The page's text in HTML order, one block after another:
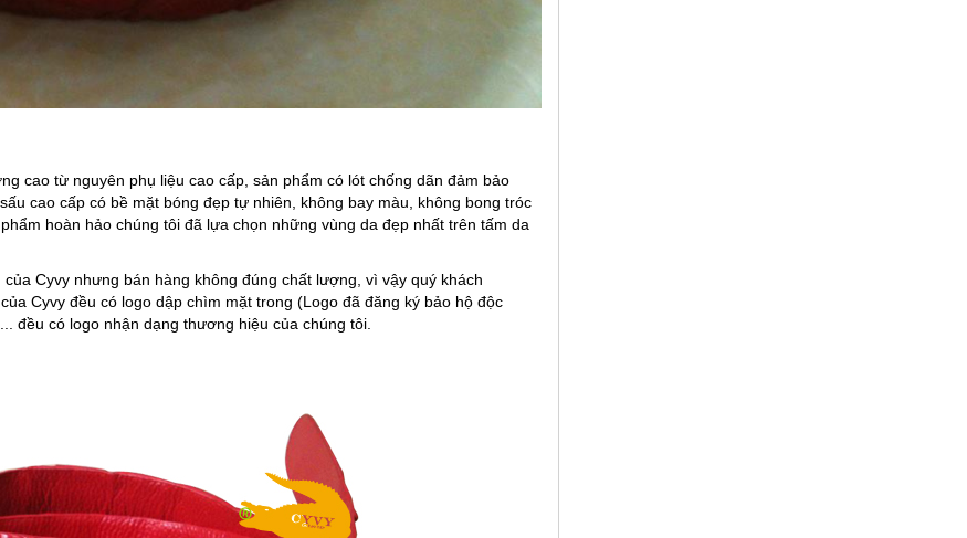
cao từ nguyên phụ liệu cao cấp, sản phẩm có lót chống dãn đảm bảo
cao cấp có bề mặt bóng đẹp tự nhiên, không bay màu, không bong tróc
hoàn hảo chúng tôi đã lựa chọn những vùng da đẹp nhất trên tấm da
Cyvy nhưng bán hàng không đúng chất lượng, vì vậy quý khách
Cyvy đều có logo dập chìm mặt trong (Logo đã đăng ký bảo hộ độc
đều có logo nhận dạng thương hiệu của chúng tôi.